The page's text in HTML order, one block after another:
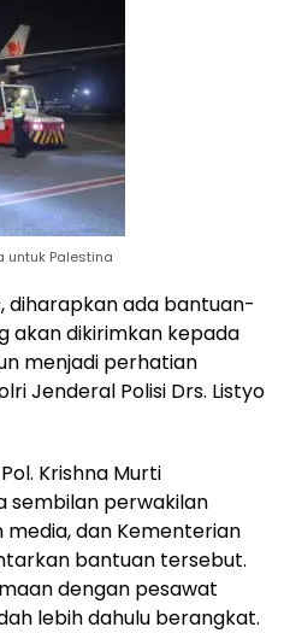
untuk Palestina
diharapkan ada bantuan-
akan dikirimkan kepada
menjadi perhatian
Jenderal Polisi Drs. Listyo
Krishna Murti
sembilan perwakilan
dan Kementerian
bantuan tersebut.
dengan pesawat
lebih dahulu berangkat.